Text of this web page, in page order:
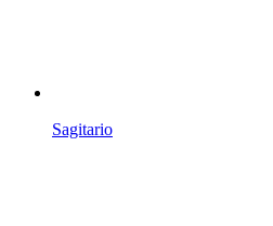
Sagitario